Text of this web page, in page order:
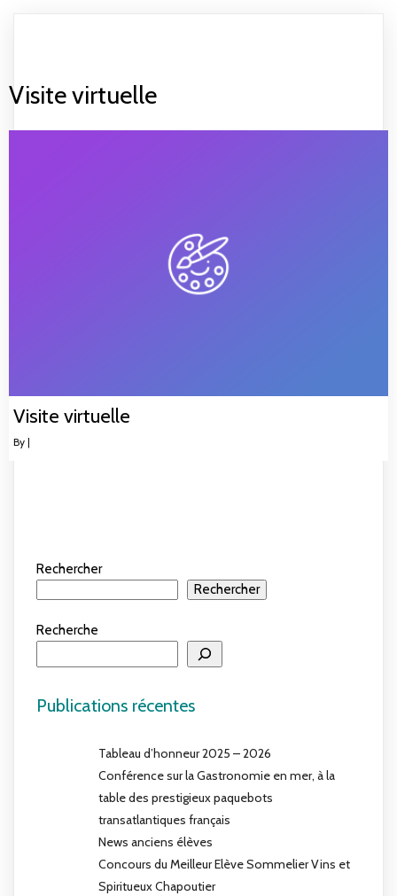
Visite virtuelle
Visite virtuelle
By |
Rechercher
Rechercher
Recherche
Publications récentes
Tableau d’honneur 2025 – 2026
Conférence sur la Gastronomie en mer, à la
table des prestigieux paquebots
transatlantiques français
News anciens élèves
Concours du Meilleur Elève Sommelier Vins et
Spiritueux Chapoutier